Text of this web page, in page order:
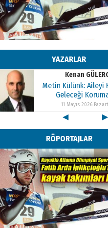
YAZARLAR
Kenan GÜLERCİ
Metin Külünk: Aileyi
Geleceği
11 Mayıs 2026
Kenan
Metin Külünk: Aileyi
Geleceği
11 Mayıs 2026
Kenan GÜLERCİ
Metin Külünk: Aileyi
Geleceği
11 Mayıs 2026
◀ ▶
RÖPORTAJLAR